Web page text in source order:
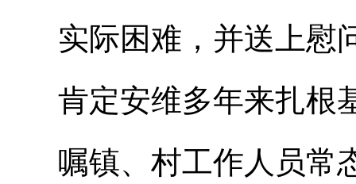
实际困难，并送上慰
肯定安维多年来扎根
嘱镇、村工作人员常